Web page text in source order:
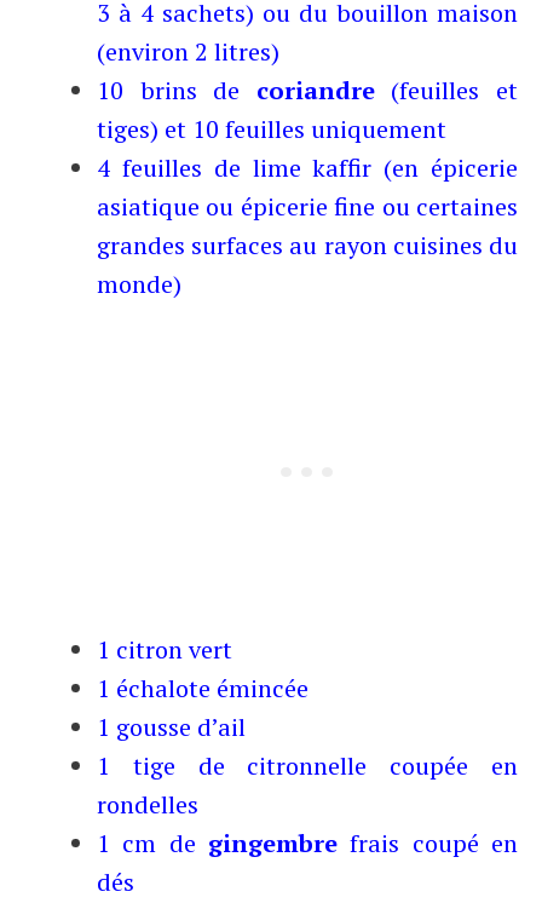
3 à 4 sachets) ou du bouillon maison
(environ 2 litres)
10 brins de coriandre(feuilles et
tiges) et 10 feuilles uniquement
4 feuilles de lime kaffir (en épicerie
asiatique ou épicerie fine ou certaines
grandes surfaces au rayon cuisines du
monde)
1 citron vert
1 échalote émincée
1 gousse d’ail
1 tige de citronnelle coupée en
rondelles
1 cm de gingembre frais coupé en
dés